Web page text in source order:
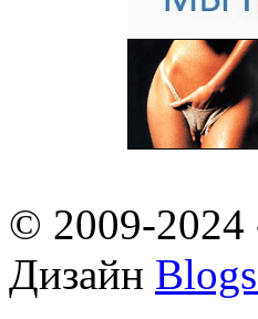
© 2009-2024
Дизайн